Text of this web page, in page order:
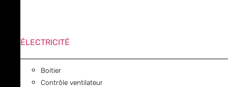
ÉLECTRICITÉ
Boitier
Contrôle ventilateur